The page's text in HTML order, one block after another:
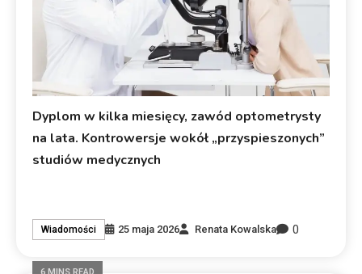
Dyplom w kilka miesięcy, zawód optometrysty
na lata. Kontrowersje wokół „przyspieszonych”
studiów medycznych
Wiadomości 25 maja 2026 Renata Kowalska 0
6 MINS READ